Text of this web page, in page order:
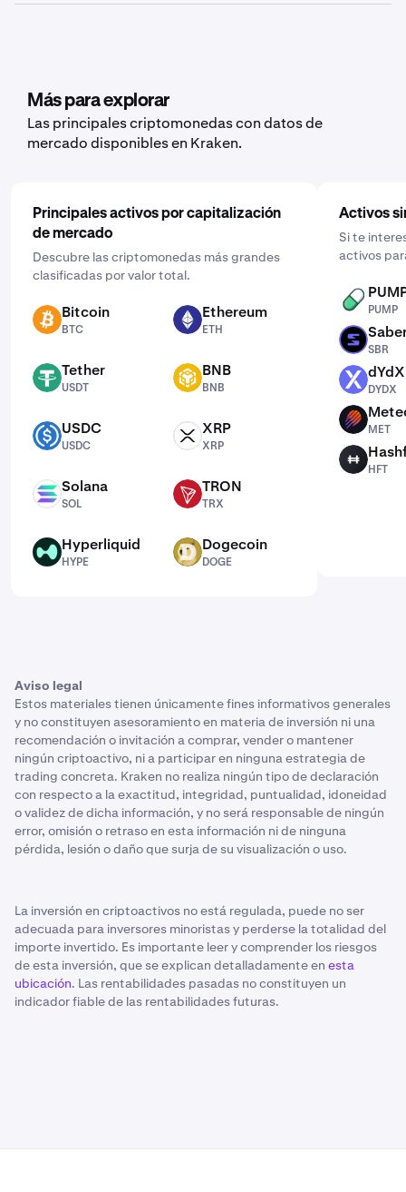
balance en función de los datos que quieras exportar.
Después, introduce la cantidad que quieres, selecciona
la frecuencia haciendo clic en “Una vez” y elige una
programación que se ajuste a ti: diaria, semanal o
mensual.
Más para explorar
Las principales criptomonedas con datos de
mercado disponibles en Kraken.
Principales activos por capitalización
de mercado
Descubre las criptomonedas más grandes
clasificadas por valor total.
BTC Bitcoin
BTC
ETH Ethereum
ETH
USDT Tether
USDT
BNB BNB
BNB
USDC USDC
USDC
XRP XRP
XRP
SOL Solana
SOL
TRX TRON
TRX
HYPE Hyperliquid
HYPE
DOGE Dogecoin
DOGE
Activos
Si te
activos
PUMP
PUMP
SBR
SBR
DYDX dYdX
DYDX
MET
MET
HFT
HFT
Aviso legal
Estos materiales tienen únicamente fines informativos generales
y no constituyen asesoramiento en materia de inversión ni una
recomendación o invitación a comprar, vender o mantener
ningún criptoactivo, ni a participar en ninguna estrategia de
trading concreta. Kraken no realiza ningún tipo de declaración
con respecto a la exactitud, integridad, puntualidad, idoneidad
o validez de dicha información, y no será responsable de ningún
error, omisión o retraso en esta información ni de ninguna
pérdida, lesión o daño que surja de su visualización o uso.
La inversión en criptoactivos no está regulada, puede no ser
adecuada para inversores minoristas y perderse la totalidad del
importe invertido. Es importante leer y comprender los riesgos
de esta inversión, que se explican detalladamente en esta
ubicación. Las rentabilidades pasadas no constituyen un
indicador fiable de las rentabilidades futuras.